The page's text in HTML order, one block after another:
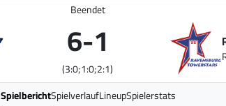
Beendet
6-1
(3:0;1:0;2:1)
SpielberichtSpielverlaufLineupSpielerstats